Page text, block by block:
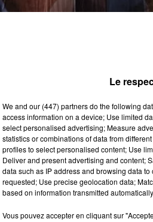
Vidal
sympathisants et 6500
explique Emmanuel
conseiller régional RN
Le
We and our (447) partnersdo the following
access information on a device; Use limited
select personalised advertising; Measure
statistics or combinations of data from
profiles to select personalised content; Use
Deliver and present advertising and content;
data such as IP address and browsing data
requested; Use precise geolocation data;
based on information transmitted
Vous pouvez accepter en cliquant sur